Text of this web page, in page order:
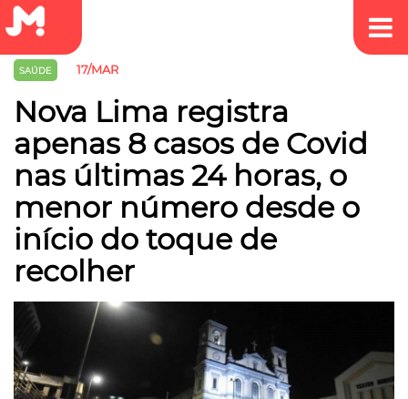
SAÚDE 17/MAR
Nova Lima registra
apenas 8 casos de Covid
nas últimas 24 horas, o
menor número desde o
início do toque de
recolher